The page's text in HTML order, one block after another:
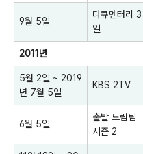
9월 5일
다큐멘터리 3
일
2011년
5월 2일 ~ 2019
년 7월 5일
KBS 2TV
6월 5일
출발 드림팀
시즌 2